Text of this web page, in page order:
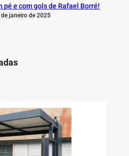
pé e com gols de Rafael Borré!
janeiro de 2025